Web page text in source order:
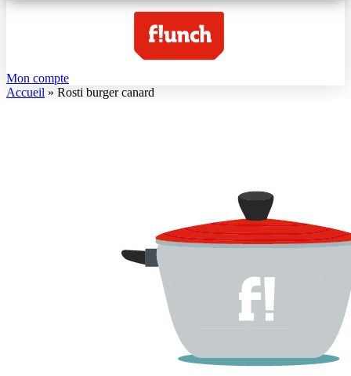
Mon compte
Accueil » Rosti burger canard